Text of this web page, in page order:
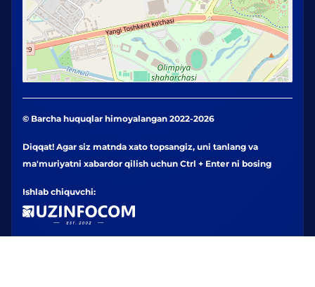
© Barcha huquqlar himoyalangan 2022-2026
Diqqat! Agar siz matnda xato topsangiz, uni tanlang va
ma'muriyatni xabardor qilish uchun Ctrl + Enter ni bosing
Ishlab chiquvchi: